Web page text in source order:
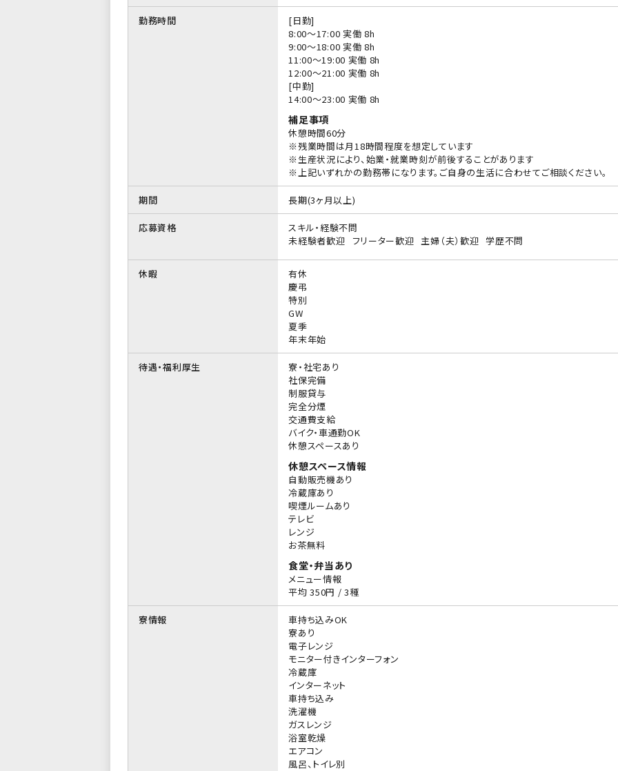
勤務時間
[日勤]
8:00〜17:00 実働 8h
9:00〜18:00 実働 8h
11:00〜19:00 実働 8h
12:00〜21:00 実働 8h
[中勤]
14:00〜23:00 実働 8h
補足事項
休憩時間60分
※残業時間は月18時間程度を想定しています
※生産状況により、始業・就業時刻が前後することがあります
※上記いずれかの勤務帯になります。ご自身の生活に合わせてご相談ください。
期間 長期(3ヶ月以上)
応募資格
スキル・経験不問
未経験者歓迎
フリーター歓迎 主婦（夫）歓迎 学歴不問
休暇
有休
慶弔
特別
GW
夏季
年末年始
待遇・福利厚生
寮・社宅あり
社保完備
制服貸与
完全分煙
交通費支給
バイク・車通勤OK
休憩スペースあり
休憩スペース情報
自動販売機あり
冷蔵庫あり
喫煙ルームあり
テレビ
レンジ
お茶無料
食堂・弁当あり
メニュー情報
平均 350円 / 3種
寮情報
車持ち込みOK
寮あり
電子レンジ
モニター付きインターフォン
冷蔵庫
インターネット
車持ち込み
洗濯機
ガスレンジ
浴室乾燥
エアコン
風呂、トイレ別